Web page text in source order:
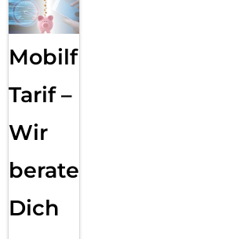
Mobilfunk
Tarif –
Wir
beraten
Dich